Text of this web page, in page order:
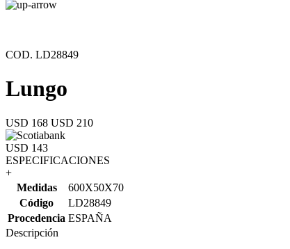
COD. LD28849
Lungo
USD 168 USD 210
USD 143
ESPECIFICACIONES
+
Medidas
600X50X70
Código
LD28849
Procedencia ESPAÑA
Descripción